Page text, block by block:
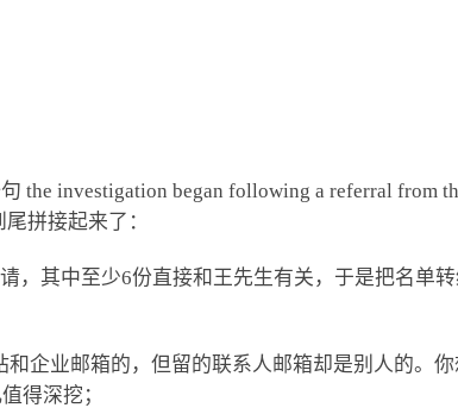
the investigation began following a referral from
拼接起来了：
其中至少6份直接和王先生有关，于是把名单转
企业邮箱的，但留的联系人邮箱却是别人的。
得深挖；